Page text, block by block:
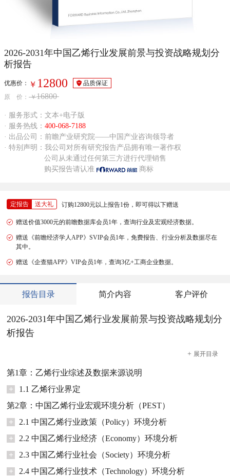
2026-2031年中国乙烯行业发展前景与投资战略规划分
析报告
优惠价： ￥ 12800
品质保证
原 价： ￥16800
· 服务形式：文本+电子版
· 服务热线： 400-068-7188
· 出品公司：前瞻产业研究院——中国产业咨询领导者
· 特别声明：我公司对所有研究报告产品拥有唯一著作权
公司从未通过任何第三方进行代理销售
购买报告请认准
商标
定报告 送大礼 订购12800元以上报告1份，即可得以下赠送
赠送价值3000元的前瞻数据库会员1年，查询行业及宏观经济数据。
赠送《前瞻经济学人APP》SVIP会员1年，免费报告、行业分析及数据尽在
其中。
赠送《企查猫APP》VIP会员1年，查询3亿+工商企业数据。
报告目录 简介内容 客户评价
2026-2031年中国乙烯行业发展前景与投资战略规划分
析报告
+ 展开目录
第1章：乙烯行业综述及数据来源说明
+
1.1 乙烯行业界定
第2章：中国乙烯行业宏观环境分析（PEST）
+
2.1 中国乙烯行业政策（Policy）环境分析
+
2.2 中国乙烯行业经济（Economy）环境分析
+
2.3 中国乙烯行业社会（Society）环境分析
+
2.4 中国乙烯行业技术（Technology）环境分析